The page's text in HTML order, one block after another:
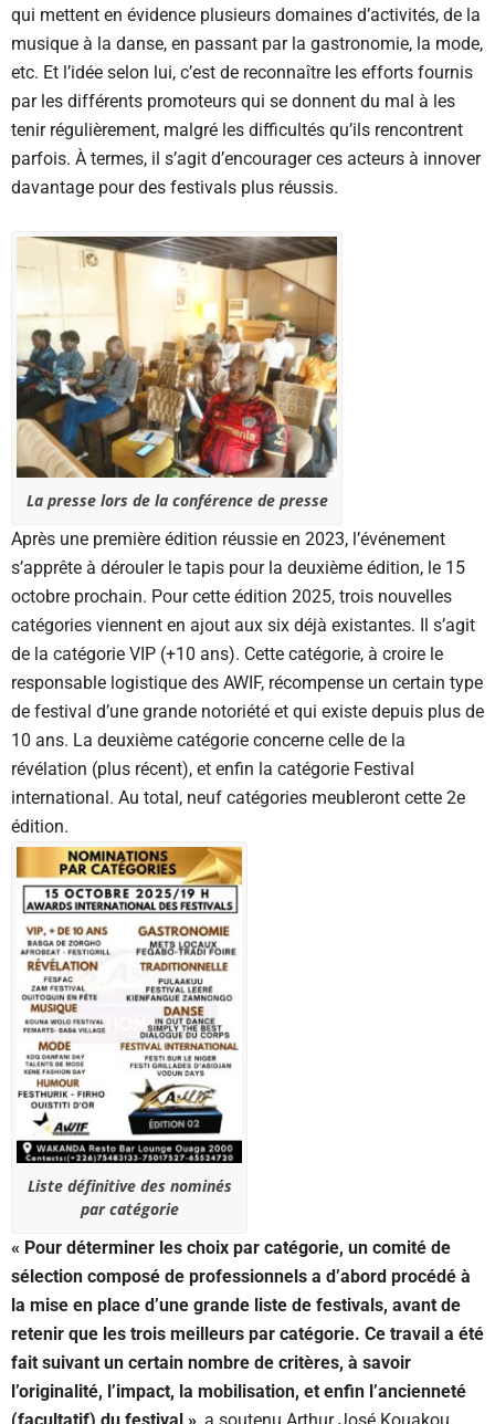
qui mettent en évidence plusieurs domaines d’activités, de la
musique à la danse, en passant par la gastronomie, la mode,
etc. Et l’idée selon lui, c’est de reconnaître les efforts fournis
par les différents promoteurs qui se donnent du mal à les
tenir régulièrement, malgré les difficultés qu’ils rencontrent
parfois. À termes, il s’agit d’encourager ces acteurs à innover
davantage pour des festivals plus réussis.
La presse lors de la conférence de presse
Après une première édition réussie en 2023, l’événement
s’apprête à dérouler le tapis pour la deuxième édition, le 15
octobre prochain. Pour cette édition 2025, trois nouvelles
catégories viennent en ajout aux six déjà existantes. Il s’agit
de la catégorie VIP (+10 ans). Cette catégorie, à croire le
responsable logistique des AWIF, récompense un certain type
de festival d’une grande notoriété et qui existe depuis plus de
10 ans. La deuxième catégorie concerne celle de la
révélation (plus récent), et enfin la catégorie Festival
international. Au total, neuf catégories meubleront cette 2e
édition.
Liste définitive des nominés
par catégorie
« Pour déterminer les choix par catégorie, un comité de
sélection composé de professionnels a d’abord procédé à
la mise en place d’une grande liste de festivals, avant de
retenir que les trois meilleurs par catégorie. Ce travail a été
fait suivant un certain nombre de critères, à savoir
l’originalité, l’impact, la mobilisation, et enfin l’ancienneté
(facultatif) du festival », a soutenu Arthur José Kouakou,